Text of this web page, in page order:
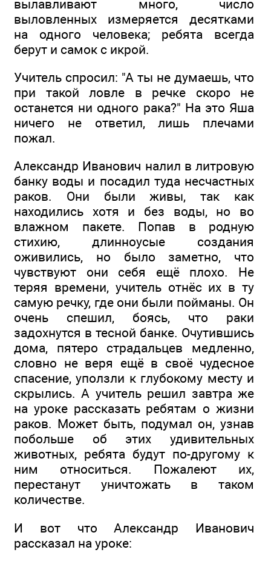
вылавливают много, число
выловленных измеряется десятками
на одного человека; ребята всегда
берут и самок с икрой.
Учитель спросил: "А ты не думаешь, что
при такой ловле в речке скоро не
останется ни одного рака?" На это Яша
ничего не ответил, лишь плечами
пожал.
Александр Иванович налил в литровую
банку воды и посадил туда несчастных
раков. Они были живы, так как
находились хотя и без воды, но во
влажном пакете. Попав в родную
стихию, длинноусые создания
оживились, но было заметно, что
чувствуют они себя ещё плохо. Не
теряя времени, учитель отнёс их в ту
самую речку, где они были пойманы. Он
очень спешил, боясь, что раки
задохнутся в тесной банке. Очутившись
дома, пятеро страдальцев медленно,
словно не веря ещё в своё чудесное
спасение, уползли к глубокому месту и
скрылись. А учитель решил завтра же
на уроке рассказать ребятам о жизни
раков. Может быть, подумал он, узнав
побольше об этих удивительных
животных, ребята будут по-другому к
ним относиться. Пожалеют их,
перестанут уничтожать в таком
количестве.
И вот что Александр Иванович
рассказал на уроке: